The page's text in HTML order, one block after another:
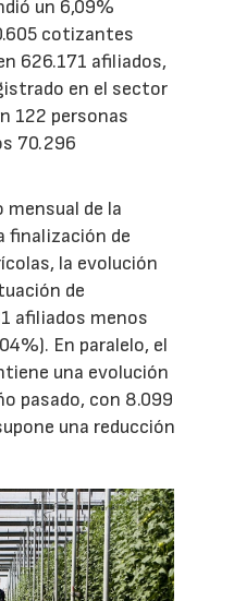
un 6,09%
cotizantes
626.171 afiliados,
en el sector
122 personas
70.296
mensual de la
finalización de
la evolución
de
afiliados menos
En paralelo, el
una evolución
pasado, con 8.099
una reducción